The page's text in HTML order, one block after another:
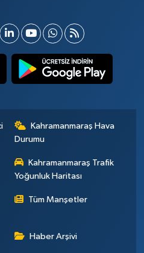
Kahramanmaraş Hava
Durumu
Kahramanmaraş Trafik
Yoğunluk Haritası
Tüm Manşetler
Haber Arşivi